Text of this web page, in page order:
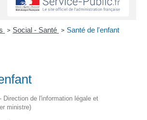
> Social - Santé > Santé de l'enfant
Direction de l'information légale et
ministre)